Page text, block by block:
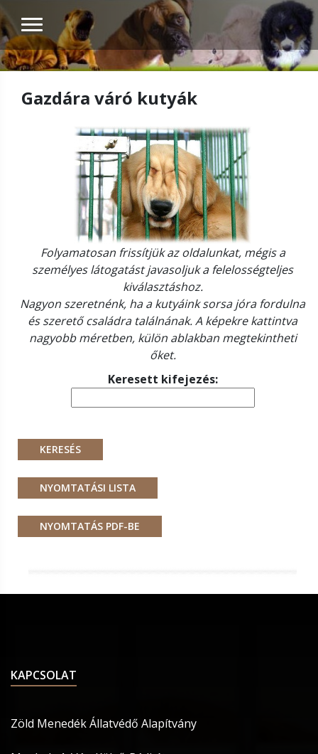
Gazdára váró kutyák
Folyamatosan frissítjük az oldalunkat, mégis a
személyes látogatást javasoljuk a felelosségteljes
kiválasztáshoz.
Nagyon szeretnénk, ha a kutyáink sorsa jóra fordulna
és szerető családra találnának. A képekre kattintva
nagyobb méretben, külön ablakban megtekintheti
őket.
Keresett kifejezés:
KAPCSOLAT
Zöld Menedék Állatvédő Alapítvány